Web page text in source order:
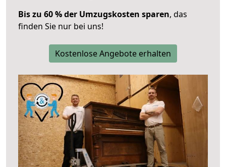
Bis zu 60 % der Umzugskosten sparen, das
finden Sie nur bei uns!
Kostenlose Angebote erhalten